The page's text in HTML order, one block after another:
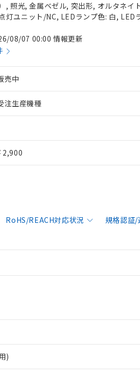
, 照光, 金属ベゼル, 突出形, オルタネイ
灯ユニット/NC, LEDランプ色: 白,
08/07 00:00 情報更新
売中
注生産機種
2,900
RoHS/REACH対応状況 規格認証/
)